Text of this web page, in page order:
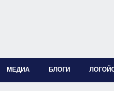
МЕДИА БЛОГИ